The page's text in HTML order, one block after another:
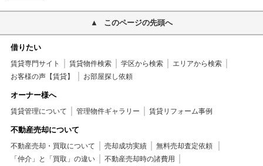
このページの先頭へ
借りたい
賃貸専門サイト 賃貸物件検索 学区から検索
エリアから検索
お客様の声【賃貸】
お部屋探し依頼
オーナー様へ
賃貸管理について 管理物件ギャラリー 賃貸リフォーム事例
不動産売却について
不動産売却・買取について 売却成功実績
無料売却査定依頼
「仲介」と「買取」の違い
不動産売却時の諸費用